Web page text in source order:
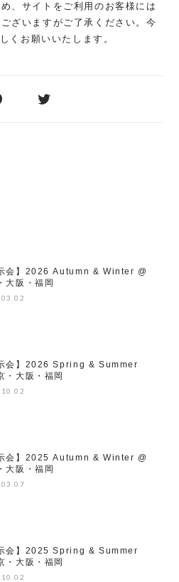
、サイトをご利用のお客様には
ざいますがご了承ください。 今
くお願いいたします。
示会】2026 Autumn & Winter @
大阪・福岡
示会】2026 Spring & Summer
・大阪・福岡
示会】2025 Autumn & Winter @
大阪・福岡
示会】2025 Spring & Summer
・大阪・福岡